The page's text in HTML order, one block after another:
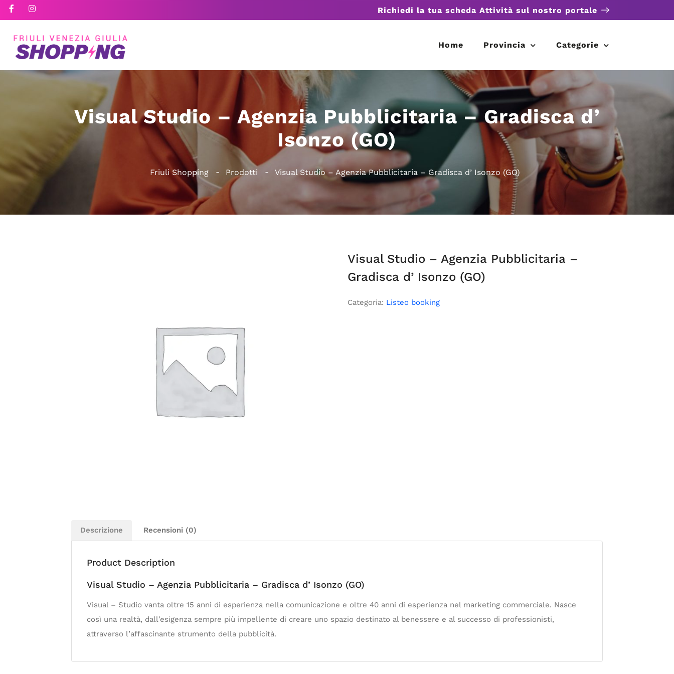
Richiedi la tua scheda Attività sul nostro portale
Home Provincia Categorie
Visual Studio – Agenzia Pubblicitaria – Gradisca d’
Isonzo (GO)
Friuli Shopping Prodotti Visual Studio – Agenzia Pubblicitaria – Gradisca d’ Isonzo (GO)
Visual Studio – Agenzia Pubblicitaria –
Gradisca d’ Isonzo (GO)
Categoria: Listeo booking
Descrizione Recensioni (0)
Product Description
Visual Studio – Agenzia Pubblicitaria – Gradisca d’ Isonzo (GO)
Visual – Studio vanta oltre 15 anni di esperienza nella comunicazione e oltre 40 anni di esperienza nel marketing commerciale. Nasce
così una realtà, dall’esigenza sempre più impellente di creare uno spazio destinato al benessere e al successo di professionisti,
attraverso l’affascinante strumento della pubblicità.